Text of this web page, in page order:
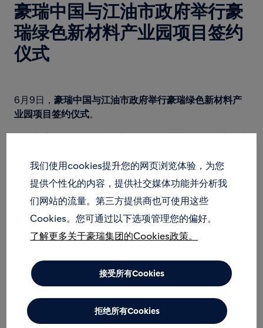
豪瑞中国与江油市政府举行豪
瑞绿色新材料产业园项目签约
仪式
6月9日， 豪瑞中国与江油市政府举行豪瑞绿色新材料产
业园项目签约仪式。
涛。
江油市市委书记元承军、市委副书记、市长曾建军以及市
政府副市长王超，江油市政府各职能部门领导出席了本次
签约仪式。市政府副市长王超作为签约代表同豪瑞中国签
订了《豪瑞绿色新材料产业园项目投资协议》。
地创造更多经济和社会价值。
我们使用cookies提升您的网页浏览体验，为您
提供个性化的内容，提供社交媒体功能并分析我
们网站的流量。第三方提供商也可使用这些
Cookies。您可通过以下选项管理您的偏好。
了解更多关于豪瑞集团的Cookies政策。
接受所有Cookies
拒绝所有Cookies